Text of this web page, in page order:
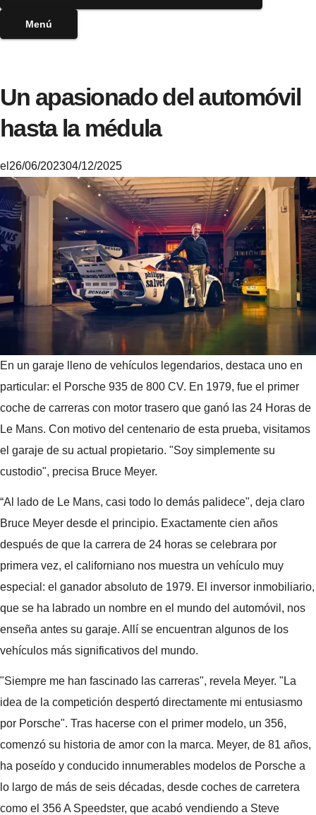
Menú
Un apasionado del automóvil
hasta la médula
M
i
k
e
el 26/06/202304/12/2025
En un garaje lleno de vehículos legendarios, destaca uno en
particular: el Porsche 935 de 800 CV. En 1979, fue el primer
coche de carreras con motor trasero que ganó las 24 Horas de
Le Mans. Con motivo del centenario de esta prueba, visitamos
el garaje de su actual propietario. "Soy simplemente su
custodio", precisa Bruce Meyer.
“Al lado de Le Mans, casi todo lo demás palidece", deja claro
Bruce Meyer desde el principio. Exactamente cien años
después de que la carrera de 24 horas se celebrara por
primera vez, el californiano nos muestra un vehículo muy
especial: el ganador absoluto de 1979. El inversor inmobiliario,
que se ha labrado un nombre en el mundo del automóvil, nos
enseña antes su garaje. Allí se encuentran algunos de los
vehículos más significativos del mundo.
"Siempre me han fascinado las carreras", revela Meyer. "La
idea de la competición despertó directamente mi entusiasmo
por Porsche". Tras hacerse con el primer modelo, un 356,
comenzó su historia de amor con la marca. Meyer, de 81 años,
ha poseído y conducido innumerables modelos de Porsche a
lo largo de más de seis décadas, desde coches de carretera
como el 356 A Speedster, que acabó vendiendo a Steve